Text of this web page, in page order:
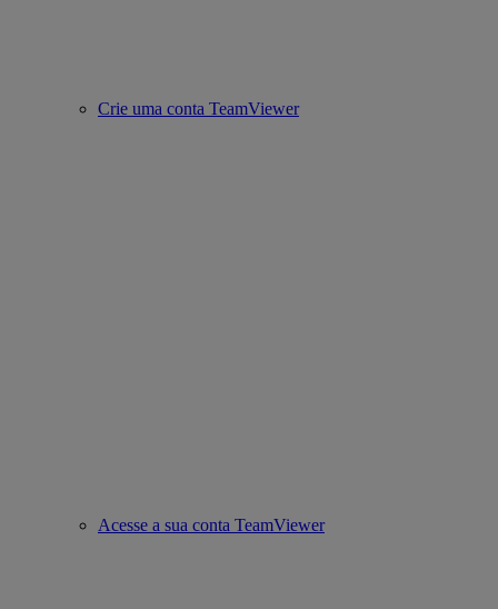
Crie uma conta TeamViewer
Acesse a sua conta TeamViewer